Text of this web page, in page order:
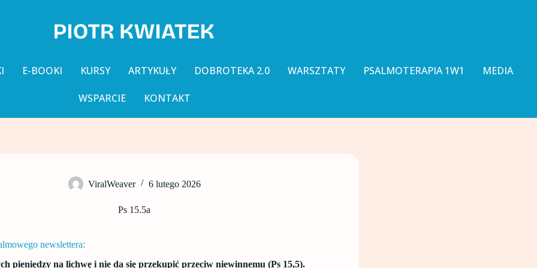
E-BOOKI KURSY ARTYKUŁY DOBROTEKA 2.0 WARSZTATY PSALMOTERAPIA 1W1 MEDIA
WSPARCIE KONTAKT
ViralWeaver 6 lutego 2026
Ps 15.5a
newslettera:
pieniędzy na lichwę i nie da się przekupić przeciw niewinnemu (Ps 15,5).